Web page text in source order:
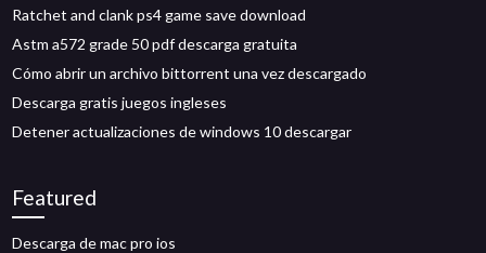
Ratchet and clank ps4 game save download
Astm a572 grade 50 pdf descarga gratuita
Cómo abrir un archivo bittorrent una vez descargado
Descarga gratis juegos ingleses
Detener actualizaciones de windows 10 descargar
Featured
Descarga de mac pro ios